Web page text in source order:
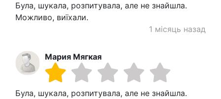
Була, шукала, розпитувала, але не знайшла.
Можливо, виїхали.
1 місяць назад
Мария Мягкая
Була, шукала, розпитувала, але не знайшла.